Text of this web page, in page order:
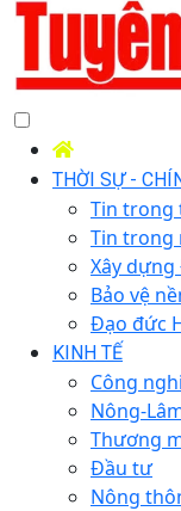
THỜI SỰ -
Tin trong
Tin trong
Xây dựng
Bảo vệ
Đạo đức
KINH TẾ
Công
Nông-
Thương
Đầu tư
Nông